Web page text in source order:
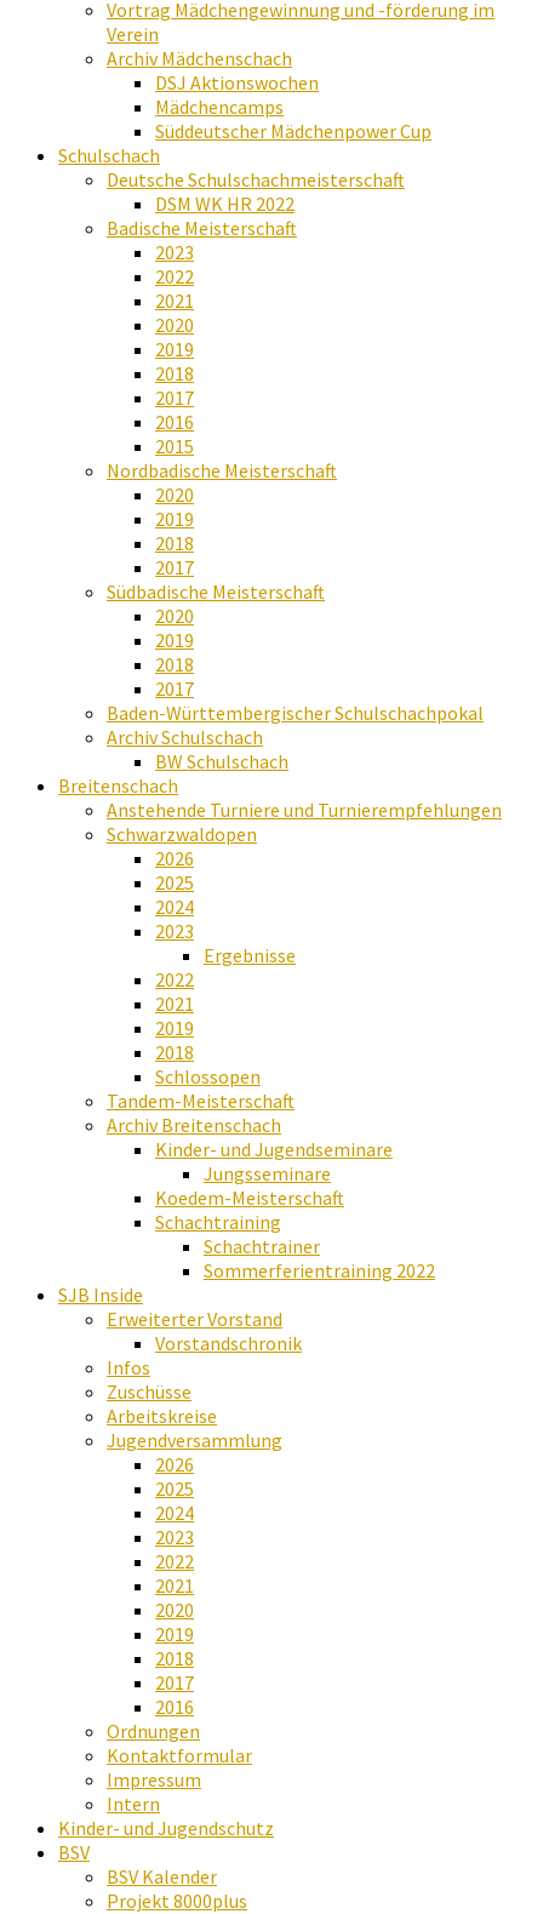
Vortrag Mädchengewinnung und -förderung im
Verein
Archiv Mädchenschach
DSJ Aktionswochen
Mädchencamps
Süddeutscher Mädchenpower Cup
Schulschach
Deutsche Schulschachmeisterschaft
DSM WK HR 2022
Badische Meisterschaft
2023
2022
2021
2020
2019
2018
2017
2016
2015
Nordbadische Meisterschaft
2020
2019
2018
2017
Südbadische Meisterschaft
2020
2019
2018
2017
Baden-Württembergischer Schulschachpokal
Archiv Schulschach
BW Schulschach
Breitenschach
Anstehende Turniere und Turnierempfehlungen
Schwarzwaldopen
2026
2025
2024
2023
Ergebnisse
2022
2021
2019
2018
Schlossopen
Tandem-Meisterschaft
Archiv Breitenschach
Kinder- und Jugendseminare
Jungsseminare
Koedem-Meisterschaft
Schachtraining
Schachtrainer
Sommerferientraining 2022
SJB Inside
Erweiterter Vorstand
Vorstandschronik
Infos
Zuschüsse
Arbeitskreise
Jugendversammlung
2026
2025
2024
2023
2022
2021
2020
2019
2018
2017
2016
Ordnungen
Kontaktformular
Impressum
Intern
Kinder- und Jugendschutz
BSV
BSV Kalender
Projekt 8000plus